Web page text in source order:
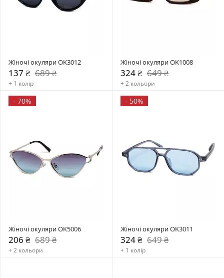
Жіночі окуляри OK3012
137 ₴ 689 ₴
+ 1 колір
Жіночі окуляри OK1008
324 ₴ 649 ₴
+ 2 кольори
- 70%
Жіночі окуляри OK5006
206 ₴ 689 ₴
+ 2 кольори
- 50%
Жіночі окуляри OK3011
324 ₴ 649 ₴
+ 1 колір